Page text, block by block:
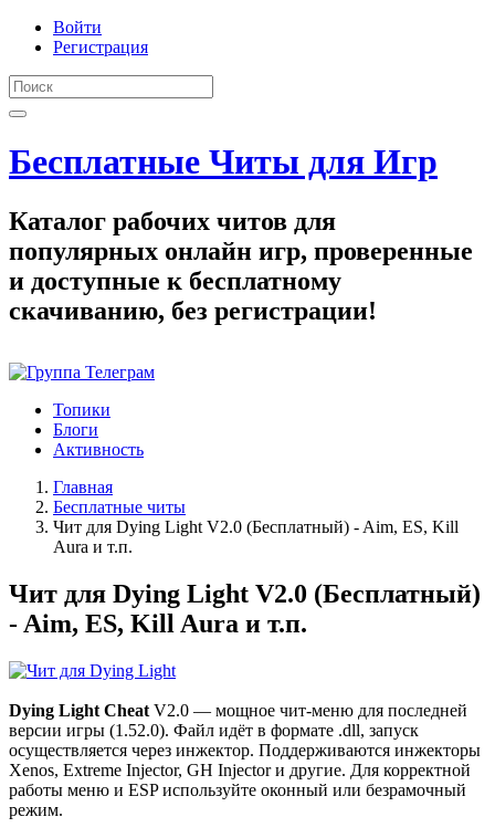
Войти
Регистрация
Бесплатные Читы для Игр
Каталог рабочих читов для
популярных онлайн игр, проверенные
и доступные к бесплатному
скачиванию, без регистрации!
Топики
Блоги
Активность
Главная
Бесплатные читы
Чит для Dying Light V2.0 (Бесплатный) - Aim, ES, Kill
Aura и т.п.
Чит для Dying Light V2.0 (Бесплатный)
- Aim, ES, Kill Aura и т.п.
Dying Light Cheat V2.0 — мощное чит-меню для последней
версии игры (1.52.0). Файл идёт в формате .dll, запуск
осуществляется через инжектор. Поддерживаются инжекторы
Xenos, Extreme Injector, GH Injector и другие. Для корректной
работы меню и ESP используйте оконный или безрамочный
режим.